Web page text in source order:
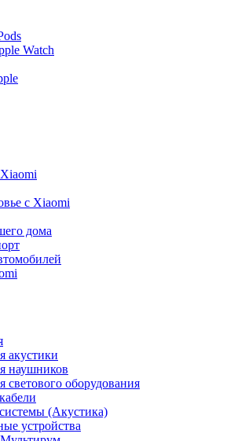
Watch
с Xiaomi
дома
акустики
наушников
светового оборудования
(Акустика)
устройства